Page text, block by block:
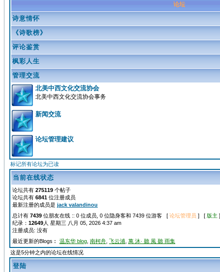
论坛
诗意情怀
《诗歌榜》
评论鉴赏
枫彩人生
管理交流
北美中西文化交流协会
北美中西文化交流协会事务
新闻交流
论坛管理建议
标记所有论坛为已读
当前在线状态
论坛共有 275119 个帖子
论坛共有 6841 位注册成员
最新注册的成员是 jack valandinou
总计有 7439 位朋友在线 :: 0 位成员, 0 位隐身客和 7439 位游客 [ 论坛管理员 ] [ 版主 ]
纪录： 12649 人 星期三 八月 05, 2026 4:37 am
注册成员: 没有
最近更新的Blogs︰ 温东华 blog 南柯舟 飞云浦 萬 沐· 聽 風 聽 雨集
这是5分钟之内的论坛在线情况
登陆